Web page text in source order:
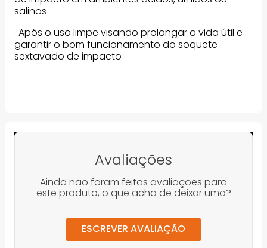
salinos
· Após o uso limpe visando prolongar a vida útil e
garantir o bom funcionamento do soquete
sextavado de impacto
Avaliações
Ainda não foram feitas avaliações para
este produto, o que acha de deixar uma?
ESCREVER AVALIAÇÃO